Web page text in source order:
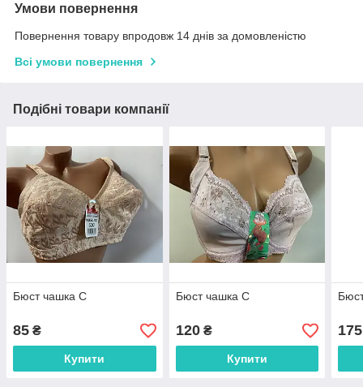
Умови повернення
Повернення товару впродовж 14 днів за домовленістю
Всі умови повернення
Подібні товари компанії
Бюст чашка С
85 ₴
Купити
Бюст чашка С
120₴
Купити
175